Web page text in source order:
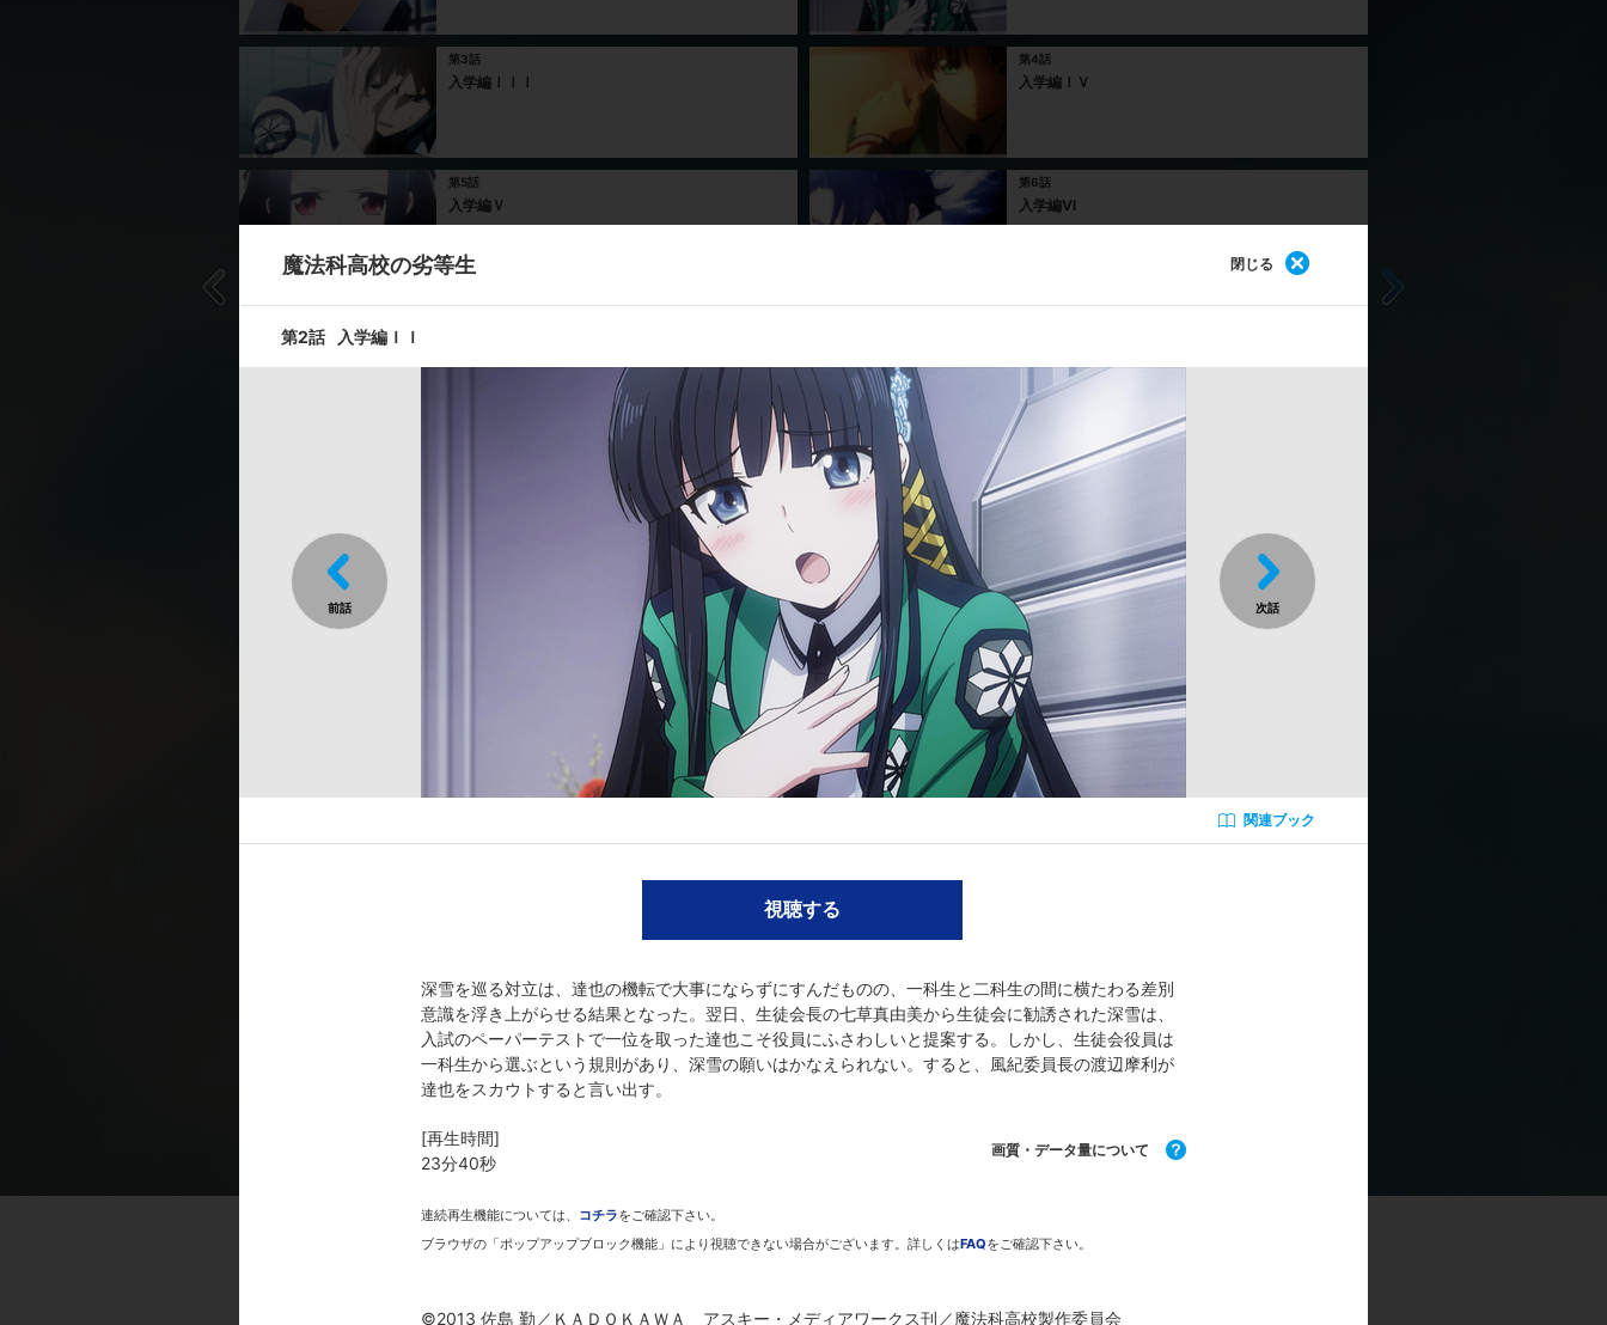
第3話
入学編ＩＩＩ
第4話
入学編ＩＶ
第5話
入学編Ｖ
第6話
入学編VI
第7話 第8話
第10話
九校戦編ＩＩＩ
九校戦編Ｖ
原作: 佐島 勤(電撃文庫刊)／監督: 小野 学／原作イラスト/キャラクターデザイン: 石田可奈／副監督: 熊澤祐嗣／総作画監督: 石田可奈/吉川真
出雲重機／美術デザイン: 石本剛啓/谷内優穂/平澤晃弘／美術監督: 小田理恵(草薙)／色彩設計: 野口幸恵／3D 監督: 籔田修平／撮影監督: 川下
裕樹／編集: 木村佳史子／音響監督: 本山 哲／音響効果: 古谷友二／音楽: 岩崎 琢／アニメーション制作: マッドハウス
©2013 佐島 勤／ＫＡＤＯＫＡＷＡ アスキー・メディアワークス刊／魔法科高校製作委員会
dアニメストアなら
魔法科高校の劣等生 閉じる
第2話 入学編ＩＩ
関連ブック
視聴する
深雪を巡る対立は、達也の機転で大事にならずにすんだものの、一科生と二科生の間に横たわる差別
意識を浮き上がらせる結果となった。翌日、生徒会長の七草真由美から生徒会に勧誘された深雪は、
入試のペーパーテストで一位を取った達也こそ役員にふさわしいと提案する。しかし、生徒会役員は
一科生から選ぶという規則があり、深雪の願いはかなえられない。すると、風紀委員長の渡辺摩利が
達也をスカウトすると言い出す。
[再生時間]
23分40秒
画質・データ量について
連続再生機能については、 コチラをご確認下さい。
ブラウザの「ポップアップブロック機能」により視聴できない場合がございます。詳しくはFAQをご確認下さい。
©2013 佐島 勤／ＫＡＤＯＫＡＷＡ アスキー・メディアワークス刊／魔法科高校製作委員会